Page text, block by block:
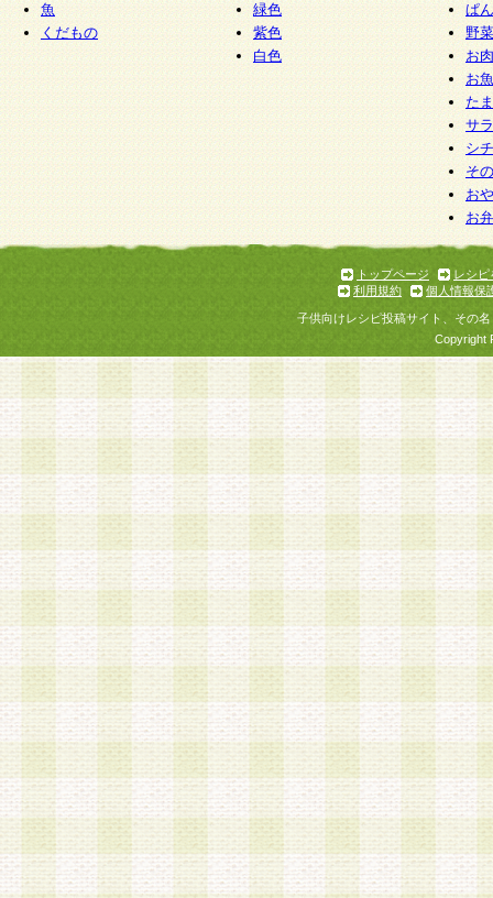
魚
くだもの
緑色
紫色
白色
ぱん
野
お
お
た
サ
シ
そ
お
お
トップページ
レシピ
利用規約
個人情報保
子供向けレシピ投稿サイト、その
Copyright